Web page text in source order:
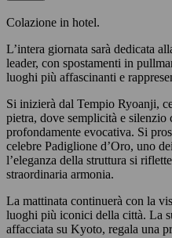
Colazione in hotel.
L’intera giornata sarà dedicata
leader, con spostamenti in
luoghi più affascinanti e
Si inizierà dal Tempio Ryoanji,
pietra, dove semplicità e silenzio
profondamente evocativa. Si
celebre Padiglione d’Oro, uno
l’eleganza della struttura si
straordinaria armonia.
La mattinata continuerà con la
luoghi più iconici della città. La
affacciata su Kyoto, regala una